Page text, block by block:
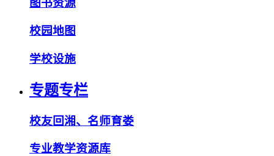
图书资源
校园地图
学校设施
专题专栏
校友回湘、名师育娄
专业教学资源库